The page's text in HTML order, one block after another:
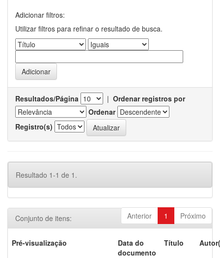
Adicionar filtros:
Utilizar filtros para refinar o resultado de busca.
Resultados/Página | Ordenar registros por
Ordenar
Registro(s)
Resultado 1-1 de 1.
Anterior 1 Próximo
Conjunto de itens:
Pré-visualização
Data do
documento
Título